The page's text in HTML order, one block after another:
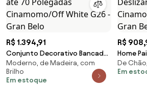
R$ 1.394,91
Conjunto Decorativo Bancada
e Painel Kirby TV até 70
Polegadas Cinamomo/Off
White G26 - Gran Belo
Moderno, de Madeira, com
Brilho
Em estoque
R$
Home
até 65
Pés
De
Em